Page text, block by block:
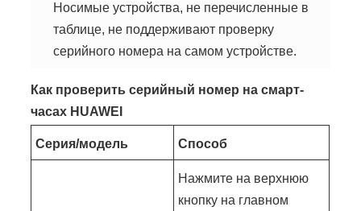
Носимые устройства, не перечисленные в
таблице, не поддерживают проверку
серийного номера на самом устройстве.
Как проверить серийный номер на смарт-
часах HUAWEI
Серия/модель Способ
Нажмите на верхнюю
кнопку на главном